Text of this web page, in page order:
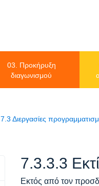
03. Προκήρυξη
διαγωνισμού
7.3 Διεργασίες
7.3.3.3
Εκτός από τον